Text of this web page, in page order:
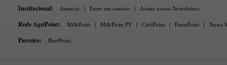
Institucional: Anuncie | Entre em contato | Assine nossas Newsletters
Rede AgriPoint: MilkPoint | MilkPoint PT | CaféPoint | FarmPoint | Nossa
Parceiro: BeefPoint